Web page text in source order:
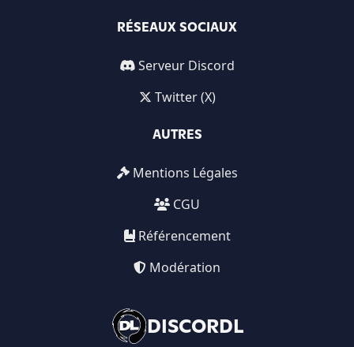
DISCORDL
RÉSEAUX SOCIAUX
Serveur Discord
Twitter (X)
AUTRES
Mentions Légales
CGU
Référencement
Modération